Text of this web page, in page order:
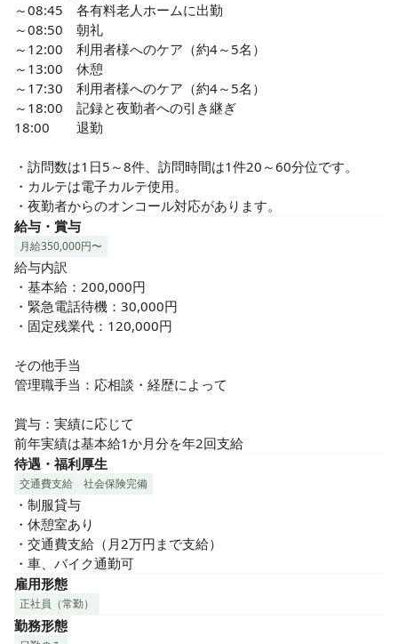
～08:45　各有料老人ホームに出勤
～08:50　朝礼
～12:00　利用者様へのケア（約4～5名）
～13:00　休憩
～17:30　利用者様へのケア（約4～5名）
～18:00　記録と夜勤者への引き継ぎ
18:00　　退勤
・訪問数は1日5～8件、訪問時間は1件20～60分位です。
・カルテは電子カルテ使用。
・夜勤者からのオンコール対応があります。
給与・賞与
月給350,000円〜
給与内訳
・基本給：200,000円
・緊急電話待機：30,000円
・固定残業代：120,000円
その他手当
管理職手当：応相談・経歴によって
賞与：実績に応じて
前年実績は基本給1か月分を年2回支給
待遇・福利厚生
交通費支給 社会保険完備
・制服貸与
・休憩室あり
・交通費支給（月2万円まで支給）
・車、バイク通勤可
雇用形態
正社員（常勤）
勤務形態